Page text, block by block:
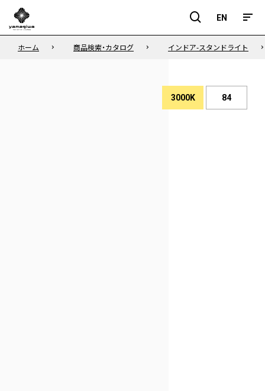
EN
EN
ホーム 商品検索・カタログ インドア-スタンドライト
3000K 演
色
84